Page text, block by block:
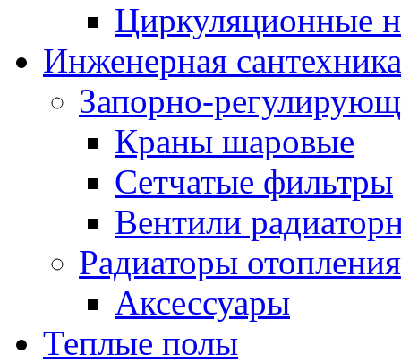
Циркуляционные
Инженерная сантехника
Запорно-
Краны шаровые
Сетчатые фильтры
Вентили
Радиаторы отопления
Аксессуары
Теплые полы